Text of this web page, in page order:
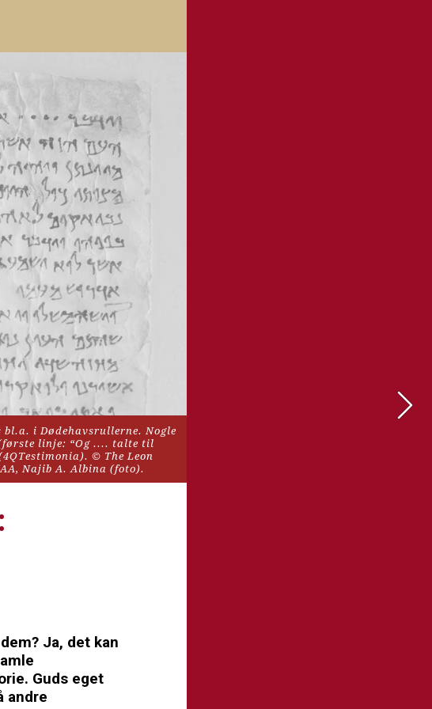
i Dødehavsrullerne. Nogle
linje: “Og .... talte til
© The Leon
Najib A. Albina (foto).
Ja, det kan
Guds eget
andre